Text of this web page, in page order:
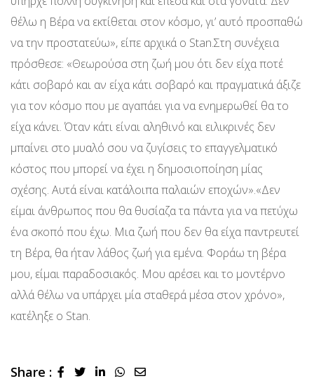
θέλω η Βέρα να εκτίθεται στον κόσμο, γι’ αυτό προσπαθώ
να την προστατεύω», είπε αρχικά ο Stan.Στη συνέχεια
πρόσθεσε: «Θεωρούσα στη ζωή μου ότι δεν είχα ποτέ
κάτι σοβαρό και αν είχα κάτι σοβαρό και πραγματικά άξιζε
για τον κόσμο που με αγαπάει για να ενημερωθεί θα το
είχα κάνει. Όταν κάτι είναι αληθινό και ειλικρινές δεν
μπαίνει στο μυαλό σου να ζυγίσεις το επαγγελματικό
κόστος που μπορεί να έχει η δημοσιοποίηση μίας
σχέσης. Αυτά είναι κατάλοιπα παλαιών εποχών».«Δεν
είμαι άνθρωπος που θα θυσίαζα τα πάντα για να πετύχω
ένα σκοπό που έχω. Μια ζωή που δεν θα είχα παντρευτεί
τη Βέρα, θα ήταν λάθος ζωή για εμένα. Φοράω τη βέρα
μου, είμαι παραδοσιακός. Μου αρέσει και το μοντέρνο
αλλά θέλω να υπάρχει μία σταθερά μέσα στον χρόνο»,
κατέληξε ο Stan.
Share : LinkedInWhatsapp
Share